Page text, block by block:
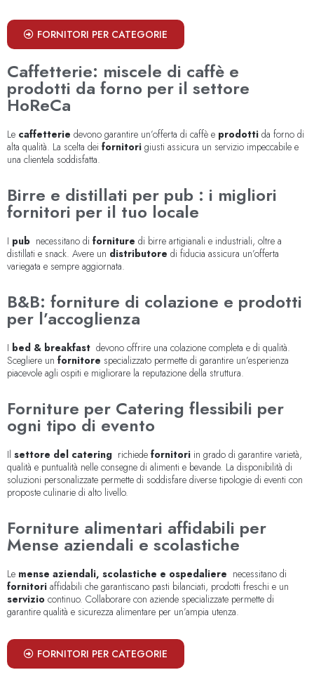
FORNITORI PER CATEGORIE
Caffetterie: miscele di caffè e
prodotti da forno per il settore
HoReCa
Le caffetterie devono garantire un’offerta di caffè e prodotti da forno di
alta qualità. La scelta dei fornitori giusti assicura un servizio impeccabile e
una clientela soddisfatta.
Birre e distillati per pub : i migliori
fornitori per il tuo locale
I pub necessitano di forniture di birre artigianali e industriali, oltre a
distillati e snack. Avere un distributore di fiducia assicura un’offerta
variegata e sempre aggiornata.
B&B: forniture di colazione e prodotti
per l’accoglienza
I bed & breakfast devono offrire una colazione completa e di qualità.
Scegliere un fornitore specializzato permette di garantire un’esperienza
piacevole agli ospiti e migliorare la reputazione della struttura.
Forniture per Catering flessibili per
ogni tipo di evento
Il settore del catering richiede fornitori in grado di garantire varietà,
qualità e puntualità nelle consegne di alimenti e bevande. La disponibilità di
soluzioni personalizzate permette di soddisfare diverse tipologie di eventi con
proposte culinarie di alto livello.
Forniture alimentari affidabili per
Mense aziendali e scolastiche
Le mense aziendali, scolastiche e ospedaliere necessitano di
fornitori affidabili che garantiscano pasti bilanciati, prodotti freschi e un
servizio continuo. Collaborare con aziende specializzate permette di
garantire qualità e sicurezza alimentare per un’ampia utenza.
FORNITORI PER CATEGORIE